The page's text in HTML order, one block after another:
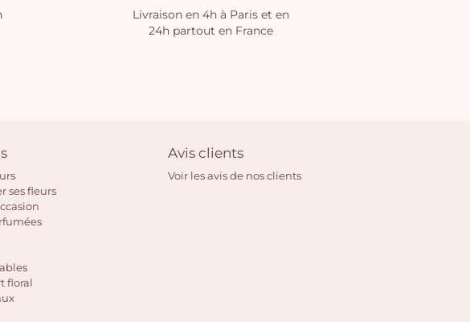
Livraison en 4h à Paris et en
24h partout en France
ses fleurs
floral
Avis clients
Voir les avis de nos clients